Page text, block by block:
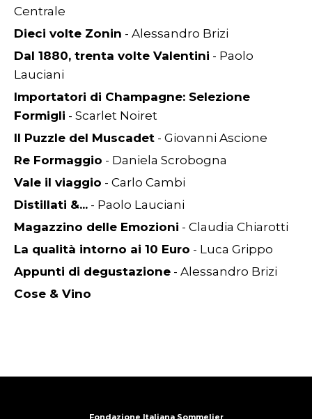
Centrale
Dieci volte Zonin - Alessandro Brizi
Dal 1880, trenta volte Valentini - Paolo
Lauciani
Importatori di Champagne: Selezione
Formigli - Scarlet Noiret
Il Puzzle del Muscadet - Giovanni Ascione
Re Formaggio - Daniela Scrobogna
Vale il viaggio - Carlo Cambi
Distillati &... - Paolo Lauciani
Magazzino delle Emozioni - Claudia Chiarotti
La qualità intorno ai 10 Euro - Luca Grippo
Appunti di degustazione - Alessandro Brizi
Cose & Vino
Fondazione Italiana Sommelier